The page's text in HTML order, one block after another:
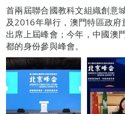
首兩屆聯合國教科文組織創意
及2016年舉行，澳門特區政
出席上屆峰會；今年，中國澳
都的身份參與峰會。